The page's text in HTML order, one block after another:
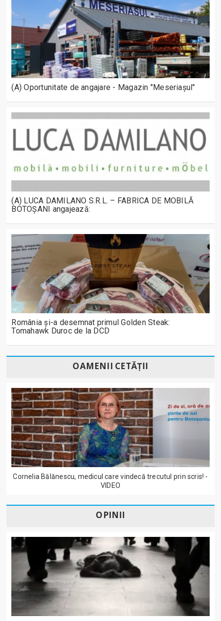
(A) Oportunitate de angajare - Magazin "Meseriașul"
(A) LUCA DAMILANO S.R.L. – FABRICA DE MOBILĂ
BOTOȘANI angajează:
România și-a desemnat primul Golden Steak:
Tomahawk Duroc de la DCD
OAMENII CETĂȚII
Cornelia Bălănescu, medicul care vindecă trecutul prin scris! -
VIDEO
OPINII